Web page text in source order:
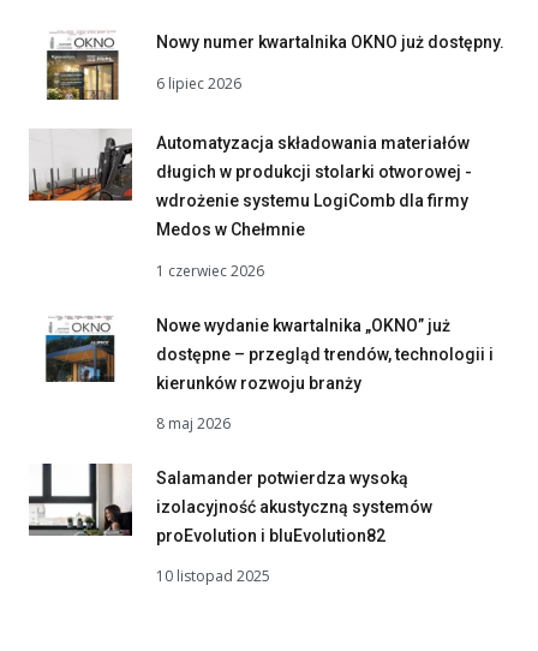
Nowy numer kwartalnika OKNO już dostępny.
6 lipiec 2026
Automatyzacja składowania materiałów
długich w produkcji stolarki otworowej -
wdrożenie systemu LogiComb dla firmy
Medos w Chełmnie
1 czerwiec 2026
Nowe wydanie kwartalnika „OKNO” już
dostępne – przegląd trendów, technologii i
kierunków rozwoju branży
8 maj 2026
Salamander potwierdza wysoką
izolacyjność akustyczną systemów
proEvolution i bluEvolution82
10 listopad 2025